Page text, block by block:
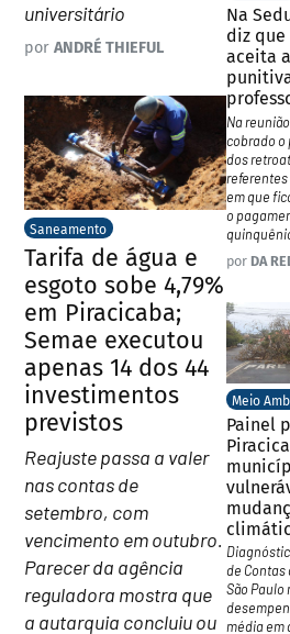
universitário
por ANDRÉ THIEFUL
Saneamento
Tarifa de água e
esgoto sobe 4,79%
em Piracicaba;
Semae executou
apenas 14 dos 44
investimentos
previstos
Reajuste passa a valer
nas contas de
setembro, com
vencimento em outubro.
Parecer da agência
reguladora mostra que
a autarquia concluiu ou
Na
diz que
aceita
Na
cobrado o
dos
em que
o
por DA
Meio
Painel
de Contas
São Paulo
média em